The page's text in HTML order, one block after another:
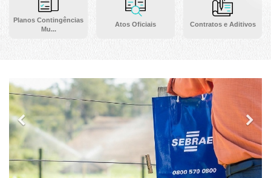
Planos Contingências
Mu...
Atos Oficiais Contratos e Aditivos
Previous